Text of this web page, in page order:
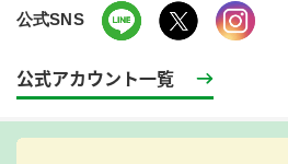
公式SNS
公式アカウント一覧